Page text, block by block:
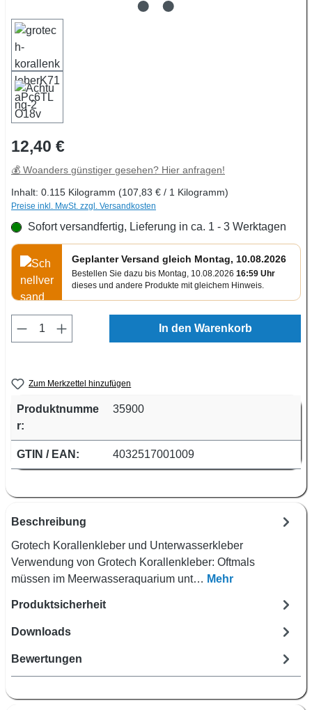
Regulärer Preis:
12,40 €
💰 Woanders günstiger gesehen? Hier anfragen!
Inhalt: 0.115 Kilogramm (107,83 € / 1 Kilogramm)
Preise inkl. MwSt. zzgl. Versandkosten
Sofort versandfertig, Lieferung in ca. 1 - 3 Werktagen
Geplanter Versand gleich Montag, 10.08.2026
Bestellen Sie dazu bis Montag, 10.08.2026 16:59 Uhr
dieses und andere Produkte mit gleichem Hinweis.
Produkt Anzahl: Gib den gewünschten
In den Warenkorb
Zum Merkzettel hinzufügen
Produktnumme
r:
35900
GTIN / EAN: 4032517001009
Beschreibung
Grotech Korallenkleber und Unterwasserkleber
Verwendung von Grotech Korallenkleber: Oftmals
müssen im Meerwasseraquarium unt… Mehr
Produktsicherheit
Downloads
Bewertungen